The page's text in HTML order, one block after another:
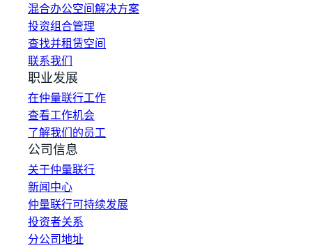
混合办公空间解决方案
投资组合管理
查找并租赁空间
联系我们
职业发展
在仲量联行工作
查看工作机会
了解我们的员工
公司信息
关于仲量联行
新闻中心
仲量联行可持续发展
投资者关系
分公司地址